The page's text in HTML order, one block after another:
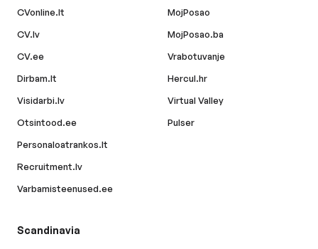
CVonline.lt
CV.lv
CV.ee
Dirbam.lt
Visidarbi.lv
Otsintood.ee
Personaloatrankos.lt
Recruitment.lv
Varbamisteenused.ee
MojPosao
MojPosao.ba
Vrabotuvanje
Hercul.hr
Virtual Valley
Pulser
Scandinavia